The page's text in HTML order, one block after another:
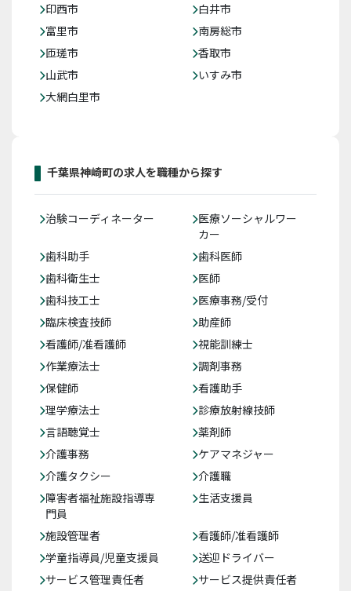
印西市
白井市
富里市
南房総市
匝瑳市
香取市
山武市
いすみ市
大網白里市
千葉県神崎町の求人を職種から探す
治験コーディネーター
医療ソーシャルワー
カー
歯科助手
歯科医師
歯科衛生士
医師
歯科技工士
医療事務/受付
臨床検査技師
助産師
看護師/准看護師
視能訓練士
作業療法士
調剤事務
保健師
看護助手
理学療法士
診療放射線技師
言語聴覚士
薬剤師
介護事務
ケアマネジャー
介護タクシー
介護職
障害者福祉施設指導専
門員
生活支援員
施設管理者
看護師/准看護師
学童指導員/児童支援員
送迎ドライバー
サービス管理責任者
サービス提供責任者